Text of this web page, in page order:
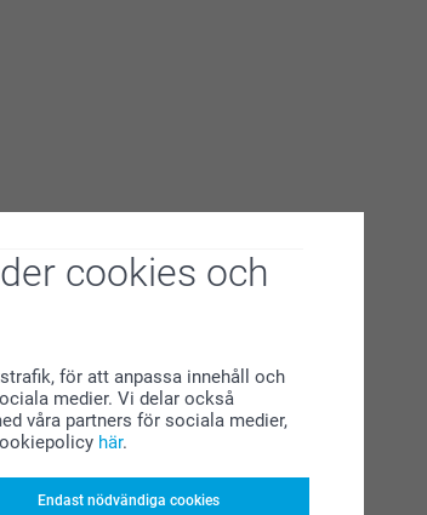
cookies och
för att anpassa innehåll och
medier. Vi delar också
våra partners för sociala medier,
här.
Endast nödvändiga cookies